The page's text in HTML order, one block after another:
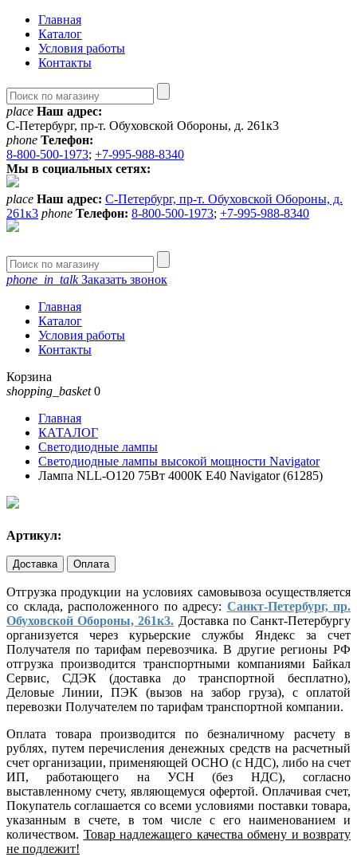
Главная
Каталог
Условия работы
Контакты
place Наш адрес:
С-Петербург, пр-т. Обуховской Обороны, д. 261к3
phone Телефон:
8-800-500-1973; +7-995-988-8340
Мы в социальных сетях:
place Наш адрес: С-Петербург, пр-т. Обуховской Обороны, д.
261к3 phone Телефон: 8-800-500-1973; +7-995-988-8340
phone_in_talkЗаказать звонок
Главная
Каталог
Условия работы
Контакты
Корзина
shopping_basket 0
Главная
КАТАЛОГ
Светодиодные лампы
Светодиодные лампы высокой мощности Navigator
Лампа NLL-O120 75Вт 4000К Е40 Navigator (61285)
Артикул:
Доставка Оплата
Отгрузка продукции на условиях самовывоза осуществляется
со склада, расположенного по адресу: Санкт-Петербург, пр.
Обуховской Обороны, 261к3. Доставка по Санкт-Петербургу
организуется через курьерские службы Яндекс за счет
Получателя по тарифам перевозчика. В другие регионы РФ
отгрузка производится транспортными компаниями Байкал
Сервис, СДЭК (доставка до транспортной бесплатно),
Деловые Линии, ПЭК (вызов на забор груза), с оплатой
перевозки Получателем по тарифам транспортной компании.
Оплата товара производится по безналичному расчету в
рублях, путем перечисления денежных средств на расчетный
счет организации, применяющей ОСНО (с НДС), либо на счет
ИП, работающего на УСН (без НДС), согласно
выставленному счету, являющемуся офертой. Оплачивая счет,
Покупатель соглашается со всеми условиями поставки товара,
указанным в счете, в том числе с его наименованием и
количеством. Товар надлежащего качества обмену и возврату
не подлежит!